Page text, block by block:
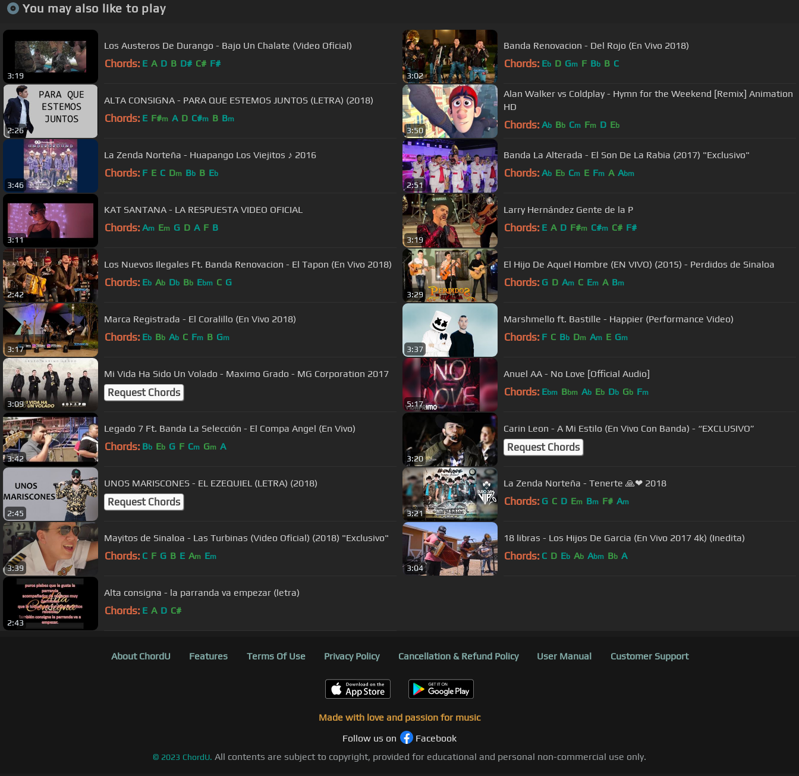
You may also like to play
3:19
Los Austeros De Durango - Bajo Un Chalate (Video Oficial)
Chords: E A D B D# C# F#
3:02
Banda Renovacion - Del Rojo (En Vivo 2018)
Chords: Eb D Gm F Bb B C
2:26
ALTA CONSIGNA - PARA QUE ESTEMOS JUNTOS (LETRA) (2018)
Chords: E F#m A D C#m B Bm
3:50
Alan Walker vs Coldplay - Hymn for the Weekend [Remix] Animation
HD
Chords: Ab Bb Cm Fm D Eb
3:46
La Zenda Norteña - Huapango Los Viejitos ♪ 2016
Chords: F E C Dm Bb B Eb
2:51
Banda La Alterada - El Son De La Rabia (2017) "Exclusivo"
Chords: Ab Eb Cm E Fm A Abm
3:11
KAT SANTANA - LA RESPUESTA VIDEO OFICIAL
Chords: Am Em G D A F B
3:19
Larry Hernández Gente de la P
Chords: E A D F#m C#m C# F#
2:42
Los Nuevos Ilegales Ft. Banda Renovacion - El Tapon (En Vivo 2018)
Chords: Eb Ab Db Bb Ebm C G
3:29
El Hijo De Aquel Hombre (EN VIVO) (2015) - Perdidos de Sinaloa
Chords: G D Am C Em A Bm
3:17
Marca Registrada - El Coralillo (En Vivo 2018)
Chords: Eb Bb Ab C Fm B Gm
3:37
Marshmello ft. Bastille - Happier (Performance Video)
Chords: F C Bb Dm Am E Gm
3:09
Mi Vida Ha Sido Un Volado - Maximo Grado - MG Corporation 2017
Request Chords
5:17
Anuel AA - No Love [Official Audio]
Chords: Ebm Bbm Ab Eb Db Gb Fm
3:42
Legado 7 Ft. Banda La Selección - El Compa Angel (En Vivo)
Chords: Bb Eb G F Cm Gm A
3:20
Carin Leon - A Mi Estilo (En Vivo Con Banda) - “EXCLUSIVO”
Request Chords
2:45
UNOS MARISCONES - EL EZEQUIEL (LETRA) (2018)
Request Chords
3:21
La Zenda Norteña - Tenerte 🙏❤ 2018
Chords: G C D Em Bm F# Am
3:39
Mayitos de Sinaloa - Las Turbinas (Video Oficial) (2018) "Exclusivo"
Chords: C F G B E Am Em
3:04
18 libras - Los Hijos De Garcia (En Vivo 2017 4k) (Inedita)
Chords: C D Eb Ab Abm Bb A
2:43
Alta consigna - la parranda va empezar (letra)
Chords: E A D C#
About ChordU Features Terms Of Use Privacy Policy Cancellation & Refund Policy User Manual Customer Support
Made with love and passion for music
Follow us on
Facebook
© 2023 ChordU. All contents are subject to copyright, provided for educational and personal non-commercial use only.